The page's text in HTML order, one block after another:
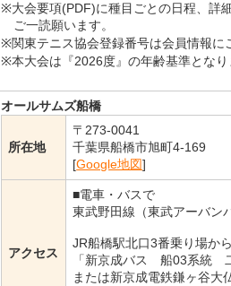
※大会要項(PDF)に種目ごとの日程、詳
ご一読願います。
※関東テニス協会登録番号は会員情報に
※本大会は『2026度』の年齢基準となり
オールサムズ船橋
所在地
〒273-0041
千葉県船橋市旭町4-169
[Google地図]
アクセス
■電車・バスで
東武野田線（東武アーバ
JR船橋駅北口3番乗り場から
「新京成バス 船03系統
または新京成電鉄鎌ヶ谷大